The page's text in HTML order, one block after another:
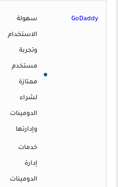
GoDaddy سهولة
الاستخدام
وتجربة
مستخدم
ممتازة
لشراء
الدومينات
وإدارتها
خدمات
إدارة
الدومينات